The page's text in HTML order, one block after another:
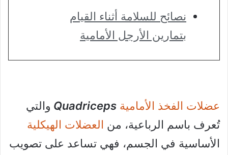
نصائح للسلامة أثناء القيام
بتمارين الأرجل الأمامية
عضلات الفخذ الأمامية Quadriceps والتي
تُعرف باسم الرباعية، من العضلات الهيكلية
الأساسية في الجسم، فهي تساعد على تصويب